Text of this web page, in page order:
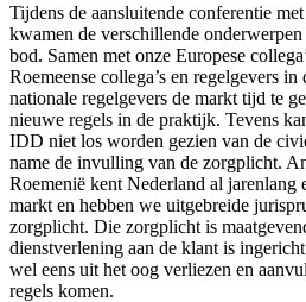
Tijdens de aansluitende conferentie
kwamen de verschillende
bod. Samen met onze Europese
Roemeense collega’s en regelgevers
nationale regelgevers de markt tijd te
nieuwe regels in de praktijk. Tevens
IDD niet los worden gezien van de
name de invulling van de zorgplicht.
Roemenië kent Nederland al jarenlang
markt en hebben we uitgebreide
zorgplicht. Die zorgplicht is
dienstverlening aan de klant is
wel eens uit het oog verliezen en
regels komen.